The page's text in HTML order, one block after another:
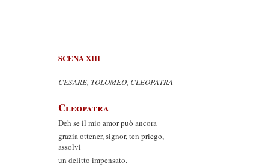
SCENA XIII
CESARE, TOLOMEO, CLEOPATRA
Cleopatra
Deh se il mio amor può ancora
grazia ottener, signor, ten priego,
assolvi
un delitto impensato.